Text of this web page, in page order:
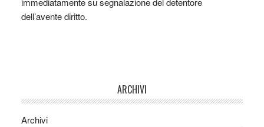
dell’avente diritto.
ARCHIVI
Archivi